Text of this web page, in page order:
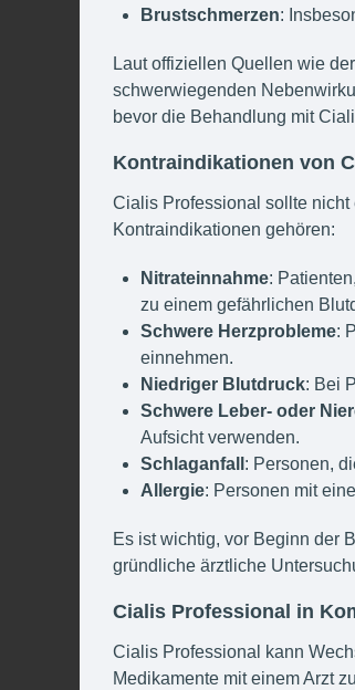
Brustschmerzen:
Laut offiziellen Quellen wie der
schwerwiegenden
bevor die Behandlung mit
Kontraindikationen von
Cialis Professional sollte
Kontraindikationen gehören:
Nitrateinnahme:
zu einem gefährlichen
Schwere Herzprobleme:
einnehmen.
Niedriger Blutdruck: Bei
Schwere Leber- oder
Aufsicht verwenden.
Schlaganfall : Personen,
Allergie: Personen mit
Es ist wichtig, vor Beginn der
gründliche ärztliche
Cialis Professional in
Cialis Professional kann
Medikamente mit einem Arzt